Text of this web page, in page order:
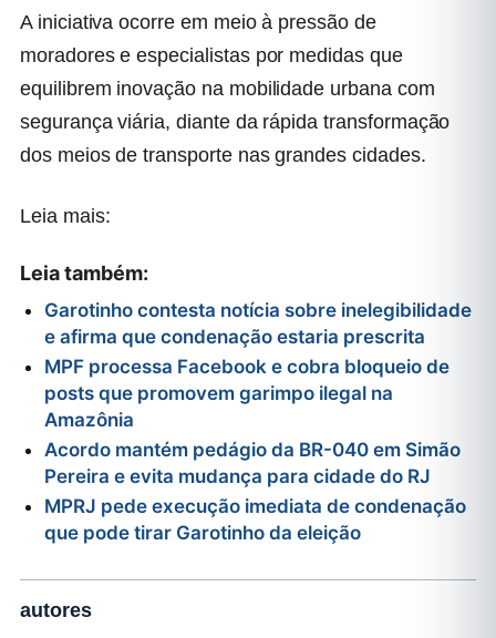
A iniciativa ocorre em meio à pressão de
moradores e especialistas por medidas que
equilibrem inovação na mobilidade urbana com
segurança viária, diante da rápida transformação
dos meios de transporte nas grandes cidades.
Leia mais:
Leia também:
Garotinho contesta notícia sobre inelegibilidade
e afirma que condenação estaria prescrita
MPF processa Facebook e cobra bloqueio de
posts que promovem garimpo ilegal na
Amazônia
Acordo mantém pedágio da BR-040 em Simão
Pereira e evita mudança para cidade do RJ
MPRJ pede execução imediata de condenação
que pode tirar Garotinho da eleição
autores